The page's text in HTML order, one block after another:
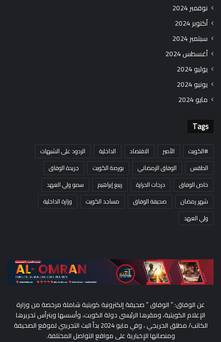
نوفمبر 2024
أكتوبر 2024
سبتمبر 2024
أغسطس 2024
يوليو 2024
يونيو 2024
مايو 2024
Tags
#الكويت الأمير الاقتصاد الداخلية
الردود على الشبهات
الطقس
الوفاق الرمضاني بورصة الكويت
جريدة الوفاق
خاص الوفاق
درجات الحرارة ربيع إبراهيم
سمو ولي العهد
شهر رمضان
صحيفة الوفاق مساجد الكويت
وزارة الداخلية
ولي العهد
عن الوفاق: ” الوفاق ” صحيفة إلكترونية كويتية شاملة مرخصة من وزارة
الإعلام الكويتية، ومقرها الرئيسي دولة الكويت، وأسسها ويترأس تحريرها
الكاتب/ مطلق الحريجي ، وفي مايو 2024 بدأ البث التجريبي لموقع الصحيفة
ومنصاتها الإخبارية على مواقع التواصل المختلفة.